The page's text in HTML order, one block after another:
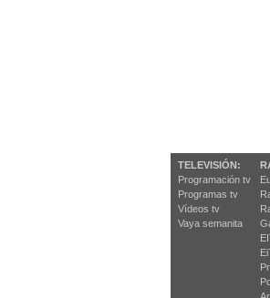
TELEVISIÓN:
Programación tv
Programas tv
Vídeos tv
Vaya semanita